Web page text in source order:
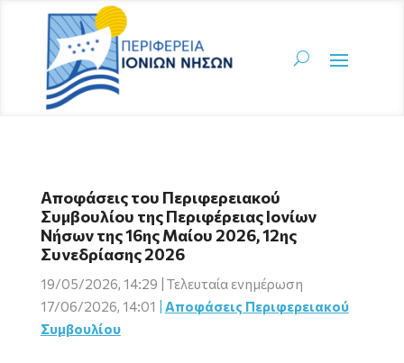
Αποφάσεις του Περιφερειακού
Συμβουλίου της Περιφέρειας Ιονίων
Νήσων της 16ης Μαίου 2026, 12ης
Συνεδρίασης 2026
19/05/2026, 14:29 | Τελευταία ενημέρωση
17/06/2026, 14:01
Αποφάσεις Περιφερειακού
Συμβουλίου